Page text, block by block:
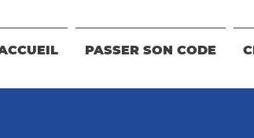
PASSER SON CODE